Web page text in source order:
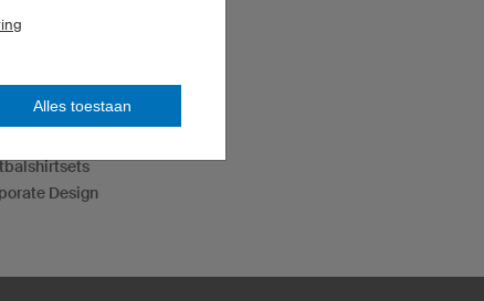
bedrukken
Design
Alles toestaan